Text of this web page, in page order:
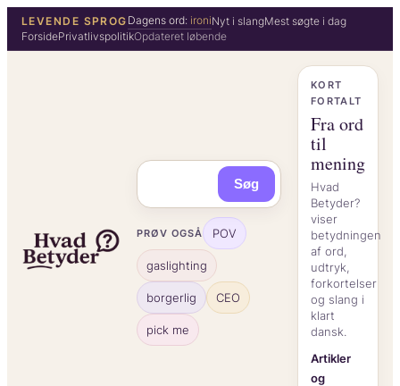
Spring
LEVENDE SPROG Dagens ord: ironiNyt i slangMest søgte i dag
ForsidePrivatlivspolitikOpdateret løbende
Søg
PRØV OGSÅ POV
gaslighting
borgerlig CEO
pick me
KORT
FORTALT
Fra ord
til
mening
Hvad
Betyder?
viser
betydningen
af ord,
udtryk,
forkortelser
og slang i
klart
dansk.
Artikler
og